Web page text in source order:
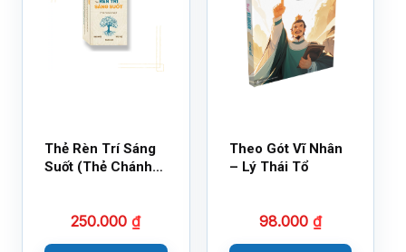
Thẻ Rèn Trí Sáng
Suốt (Thẻ Chánh
250.000₫
Theo Gót Vĩ Nhân
– Lý Thái Tổ
98.000 ₫